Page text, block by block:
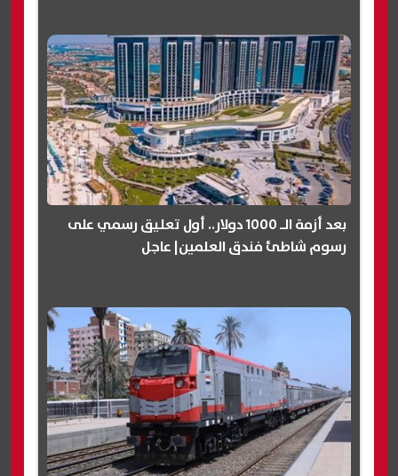
بعد أزمة الـ 1000 دولار.. أول تعليق رسمي على
رسوم شاطئ فندق العلمين| عاجل